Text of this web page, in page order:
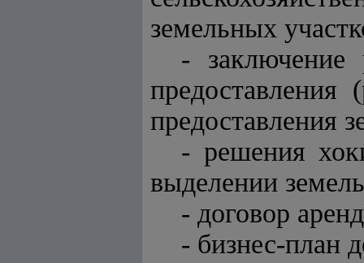
земельных
- заключение
предоставления
предоставления
- решения
выделении
- договор
- бизнес-план